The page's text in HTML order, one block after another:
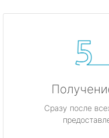
Сразу после